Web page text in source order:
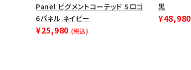
Panel ピグメントコーテッド Sロゴ
6パネル ネイビー
¥25,980 (税込)
黒
¥48,980